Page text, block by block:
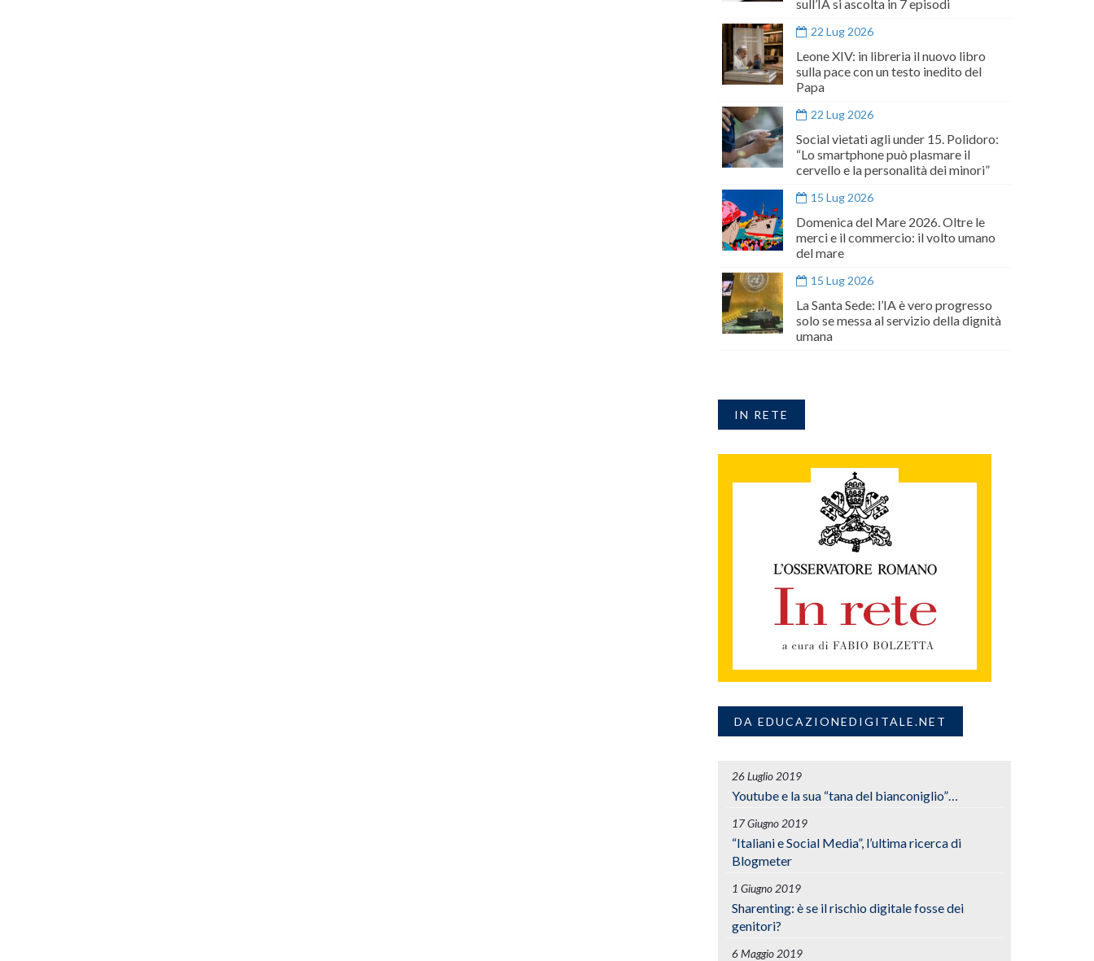
sull’IA si ascolta in 7 episodi
22 Lug 2026
Leone XIV: in libreria il nuovo libro
sulla pace con un testo inedito del
Papa
22 Lug 2026
Social vietati agli under 15. Polidoro:
“Lo smartphone può plasmare il
cervello e la personalità dei minori”
15 Lug 2026
Domenica del Mare 2026. Oltre le
merci e il commercio: il volto umano
del mare
15 Lug 2026
La Santa Sede: l’IA è vero progresso
solo se messa al servizio della dignità
umana
IN RETE
DA EDUCAZIONEDIGITALE.NET
26 Luglio 2019
Youtube e la sua “tana del bianconiglio”…
17 Giugno 2019
“Italiani e Social Media”, l’ultima ricerca di
Blogmeter
1 Giugno 2019
Sharenting: è se il rischio digitale fosse dei
genitori?
6 Maggio 2019